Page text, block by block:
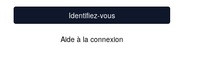
Identifiez-vous
Aide à la connexion